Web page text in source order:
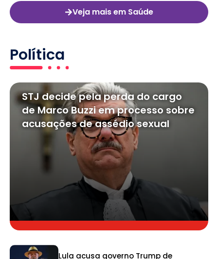
Veja mais em Saúde
Política
STJ decide pela perda do cargo
de Marco Buzzi em processo sobre
acusações de assédio sexual
Lula acusa governo Trump de